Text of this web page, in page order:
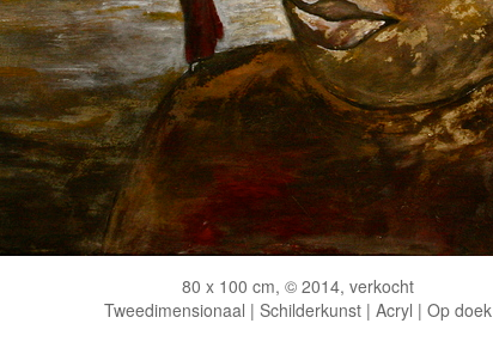
80 x 100 cm, © 2014, verkocht
Tweedimensionaal | Schilderkunst | Acryl | Op doek